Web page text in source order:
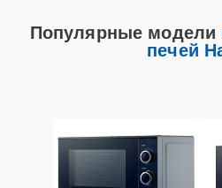
Популярные модели
печей